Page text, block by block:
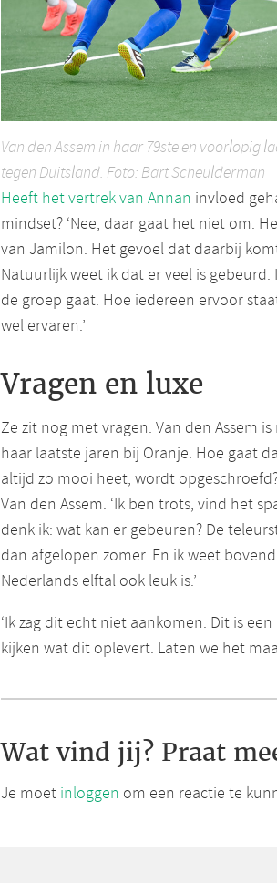
Van den Assem in haar 79ste en voorlopig
tegen Duitsland. Foto: Bart Scheulderman
Heeft het vertrek van Annan invloed
mindset? ‘Nee, daar gaat het niet om.
van Jamilon. Het gevoel dat daarbij
Natuurlijk weet ik dat er veel is
de groep gaat. Hoe iedereen ervoor
wel ervaren.’
Vragen en luxe
Ze zit nog met vragen. Van den Assem
haar laatste jaren bij Oranje. Hoe gaat
altijd zo mooi heet, wordt
Van den Assem. ‘Ik ben trots, vind het
denk ik: wat kan er gebeuren? De
dan afgelopen zomer. En ik weet
Nederlands elftal ook leuk is.’
‘Ik zag dit echt niet aankomen. Dit is
kijken wat dit oplevert. Laten we het
Wat vind jij? Praat
Je moet inloggen om een reactie te